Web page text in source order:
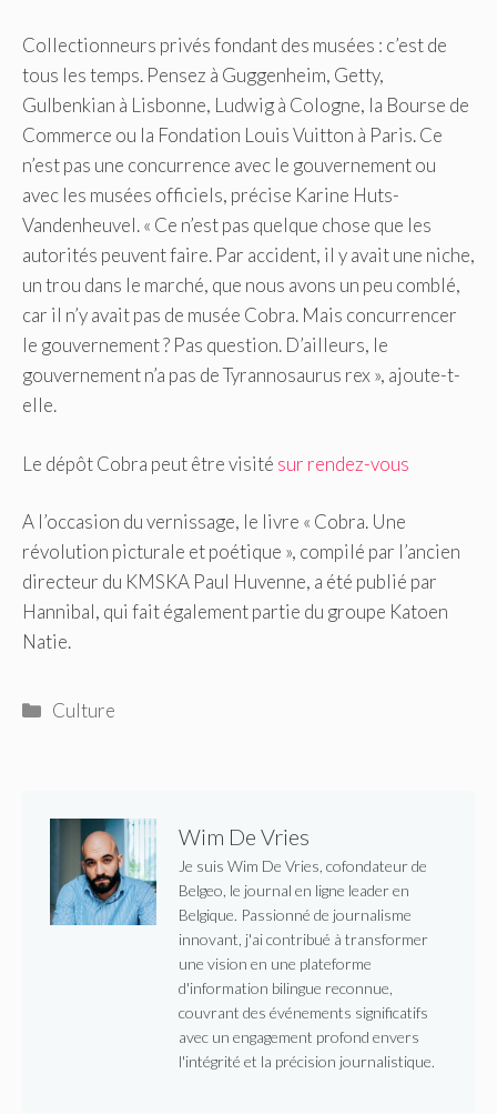
Collectionneurs privés fondant des musées : c’est de
tous les temps. Pensez à Guggenheim, Getty,
Gulbenkian à Lisbonne, Ludwig à Cologne, la Bourse de
Commerce ou la Fondation Louis Vuitton à Paris. Ce
n’est pas une concurrence avec le gouvernement ou
avec les musées officiels, précise Karine Huts-
Vandenheuvel. « Ce n’est pas quelque chose que les
autorités peuvent faire. Par accident, il y avait une niche,
un trou dans le marché, que nous avons un peu comblé,
car il n’y avait pas de musée Cobra. Mais concurrencer
le gouvernement ? Pas question. D’ailleurs, le
gouvernement n’a pas de Tyrannosaurus rex », ajoute-t-
elle.
Le dépôt Cobra peut être visité sur rendez-vous
A l’occasion du vernissage, le livre « Cobra. Une
révolution picturale et poétique », compilé par l’ancien
directeur du KMSKA Paul Huvenne, a été publié par
Hannibal, qui fait également partie du groupe Katoen
Natie.
Catégories
Culture
Wim De Vries
Je suis Wim De Vries, cofondateur de
Belgeo, le journal en ligne leader en
Belgique. Passionné de journalisme
innovant, j'ai contribué à transformer
une vision en une plateforme
d'information bilingue reconnue,
couvrant des événements significatifs
avec un engagement profond envers
l'intégrité et la précision journalistique.